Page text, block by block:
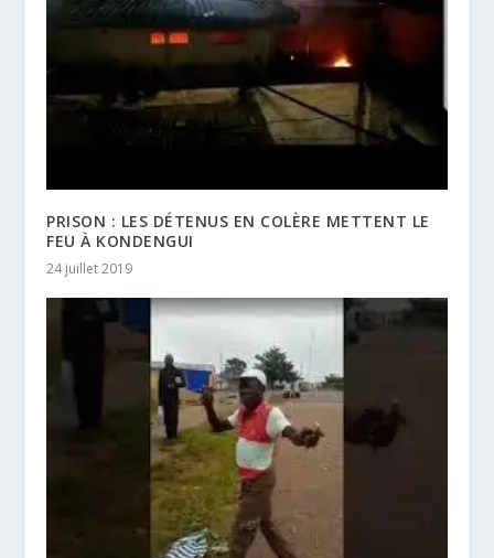
PRISON : LES DÉTENUS EN COLÈRE METTENT LE
FEU À KONDENGUI
24 juillet 2019